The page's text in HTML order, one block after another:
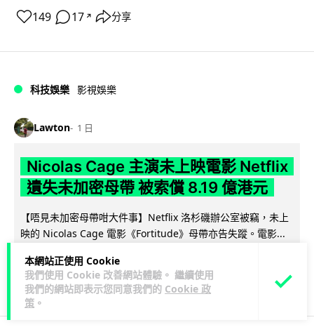
本網站正使用 Cookie
我們使用 Cookie 改善網站體驗。 繼續使用
我們的網站即表示您同意我們的 Cookie 政
策 。
149 17 ↗ 分享
科技娛樂 影視娛樂
Lawton 1 日
Nicolas Cage 主演未上映電影 Netflix
遺失未加密母帶 被索償 8.19 億港元
【唔見未加密母帶咁大件事】Netflix 洛杉磯辦公室被竊，未上
映的 Nicolas Cage 電影《Fortitude》母帶亦告失蹤。電影...
184 10 ↗ 分享